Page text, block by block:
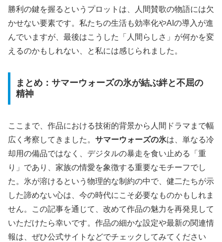
勝利の鍵を握るというプロットは、人間賛歌の物語には欠
かせない要素です。私たちの生活も効率化やAIの導入が進
んでいますが、最後はこうした「人間らしさ」が何かを変
えるのかもしれない、と私には感じられました。
まとめ：サマーウォーズの氷が結ぶ絆と不屈の
精神
ここまで、作品における技術的背景から人間ドラマまで幅
広く考察してきました。 サマーウォーズの氷は、単なる冷
却用の備品ではなく、デジタルの暴走を食い止める「重
り」であり、家族の情愛を象徴する重要なモチーフでし
た。氷が溶けるという物理的な制約の中で、健二たちが示
した諦めない心は、今の時代にこそ必要なものかもしれま
せん。この記事を通じて、改めて作品の魅力を再発見して
いただけたら幸いです。作品の細かな設定や最新の関連情
報は、ぜひ公式サイトなどでチェックしてみてください